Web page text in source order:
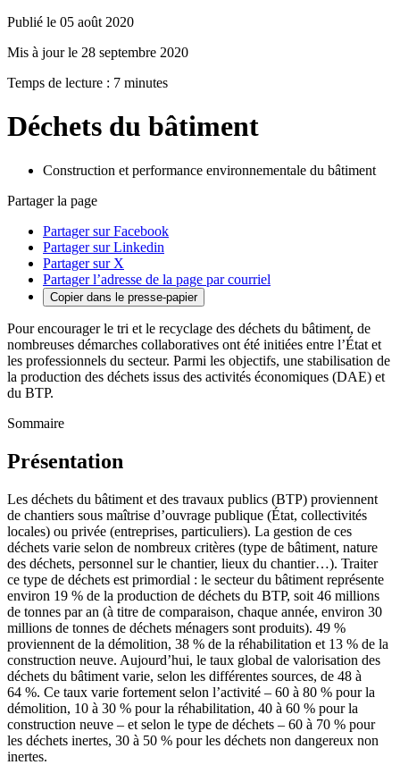
Publié le 05 août 2020
Mis à jour le 28 septembre 2020
Temps de lecture : 7 minutes
Déchets du bâtiment
Construction et performance environnementale du bâtiment
Partager la page
Partager sur Facebook
Partager sur Linkedin
Partager sur X
Partager l’adresse de la page par courriel
Copier dans le presse-papier
Pour encourager le tri et le recyclage des déchets du bâtiment, de
nombreuses démarches collaboratives ont été initiées entre l’État et
les professionnels du secteur. Parmi les objectifs, une stabilisation de
la production des déchets issus des activités économiques (DAE) et
du BTP.
Sommaire
Présentation
Les déchets du bâtiment et des travaux publics (BTP) proviennent
de chantiers sous maîtrise d’ouvrage publique (État, collectivités
locales) ou privée (entreprises, particuliers). La gestion de ces
déchets varie selon de nombreux critères (type de bâtiment, nature
des déchets, personnel sur le chantier, lieux du chantier…). Traiter
ce type de déchets est primordial : le secteur du bâtiment représente
environ 19 % de la production de déchets du BTP, soit 46 millions
de tonnes par an (à titre de comparaison, chaque année, environ 30
millions de tonnes de déchets ménagers sont produits). 49 %
proviennent de la démolition, 38 % de la réhabilitation et 13 % de la
construction neuve. Aujourd’hui, le taux global de valorisation des
déchets du bâtiment varie, selon les différentes sources, de 48 à
64 %. Ce taux varie fortement selon l’activité – 60 à 80 % pour la
démolition, 10 à 30 % pour la réhabilitation, 40 à 60 % pour la
construction neuve – et selon le type de déchets – 60 à 70 % pour
les déchets inertes, 30 à 50 % pour les déchets non dangereux non
inertes.